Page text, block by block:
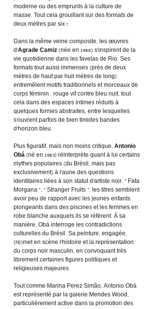
moderne ou des emprunts à la culture de
masse. Tout cela grouillant sur des formats de
deux mètres par six !
Dans la même veine composite, les œuvres
d’Agrade Camiz (née en 1988) s’inspirent de la
vie quotidienne dans les favelas de Rio. Ses
formats tout aussi immenses (près de deux
mètres de haut par huit mètres de long)
entremêlent motifs traditionnels et morceaux de
corps féminin : rouge vif contre bleu nuit, tout
cela dans des espaces intimes réduits à
quelques formes abstraites, entre lesquelles
s’ouvrent parfois de bien timides bandes
d’horizon bleu.
Plus figuratif, mais non moins critique, Antonio
Obá (né en 1983) réinterprète quant à lui certains
mythes populaires (du Brésil, mais pas
exclusivement) à l’aune des questions
identitaires liées à son statut d’artiste noir. « Fata
Morgana », « Stranger Fruits », les titres semblent
avoir peu de rapport avec les jeunes enfants
plongeants dans des piscines et les femmes en
robe blanche auxquels ils se réfèrent. À sa
manière, Obá interroge les contradictions
culturelles du Brésil. Sa peinture, engagée,
(re)met en scène l’histoire et la représentation
du corps noir masculin, en convoquant très
librement certaines figures politiques et
religieuses majeures.
Tout comme Marina Perez Simão, Antonio Obá
est représenté par la galerie Mendes Wood,
particulièrement active dans la promotion des